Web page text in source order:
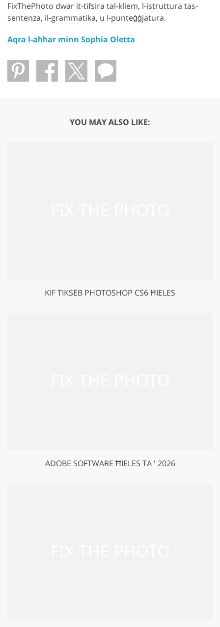
FixThePhoto dwar it-tifsira tal-kliem, l-istruttura tas-
sentenza, il-grammatika, u l-punteġġjatura.
Aqra l-aħħar minn Sophia Oletta
YOU MAY ALSO LIKE:
KIF TIKSEB PHOTOSHOP CS6 ĦIELES
ADOBE SOFTWARE ĦIELES TA ' 2026